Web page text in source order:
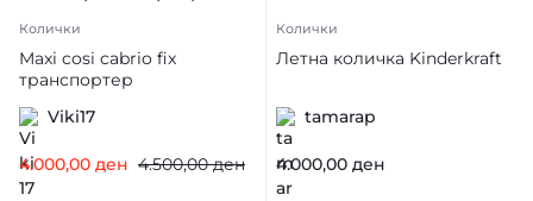
Колички
Maxi cosi cabrio fix
транспортер
Viki17
4.500,00ден
4.000,00 ден
Колички
Летна количка Kinderkraft
tamarap
4.000,00 ден